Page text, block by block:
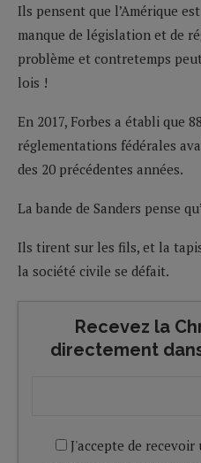
Ils pensent que l’Amérique
manque de législation et de
problème et contretemps
lois !
En 2017, Forbes a établi que
réglementations fédérales
des 20 précédentes années.
La bande de Sanders pense
Ils tirent sur les fils, et la
la société civile se défait.
Recevez la
directement
J'accepte de